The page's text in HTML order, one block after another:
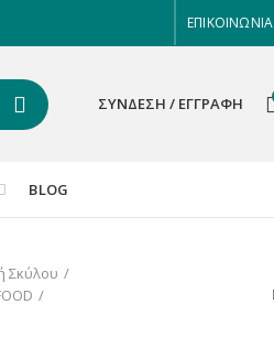
ΕΠΙΚΟΙΝΩΝΙΑ
ΣΎΝΔΕΣΗ / ΕΓΓΡΑΦΉ
BLOG
Σκύλου